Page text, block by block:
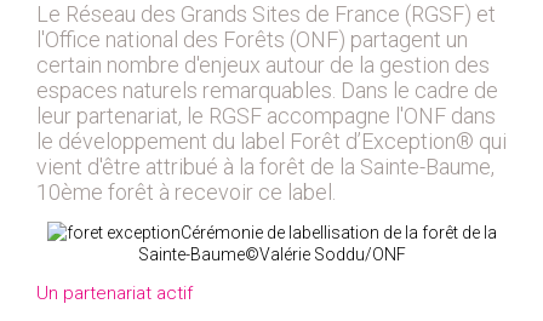
2021
2018
2017
2016
2015
2014
2012
2011
Le Réseau des Grands Sites de France (RGSF) et
l'Office national des Forêts (ONF) partagent un
certain nombre d'enjeux autour de la gestion des
espaces naturels remarquables. Dans le cadre de
leur partenariat, le RGSF accompagne l'ONF dans
le développement du label Forêt d’Exception® qui
vient d'être attribué à la forêt de la Sainte-Baume,
10ème forêt à recevoir ce label.
Cérémonie de labellisation de la forêt de la
Sainte-Baume©Valérie Soddu/ONF
Un partenariat actif